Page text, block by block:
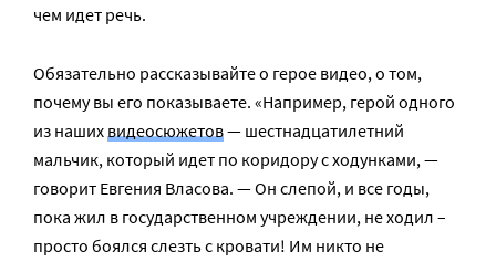
чем идет речь.
Обязательно рассказывайте о герое видео, о том,
почему вы его показываете. «Например, герой одного
из нашихвидеосюжетов— шестнадцатилетний
мальчик, который идет по коридору с ходунками, —
говорит Евгения Власова. — Он слепой, и все годы,
пока жил в государственном учреждении, не ходил –
просто боялся слезть с кровати! Им никто не